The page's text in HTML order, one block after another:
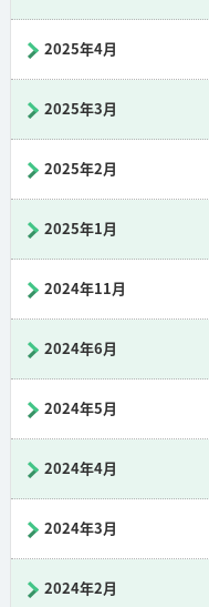
2025年4月
2025年3月
2025年2月
2025年1月
2024年11月
2024年6月
2024年5月
2024年4月
2024年3月
2024年2月